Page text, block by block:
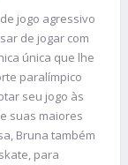
jogo agressivo
de jogar com
única que lhe
paralímpico
seu jogo às
suas maiores
Bruna também
para